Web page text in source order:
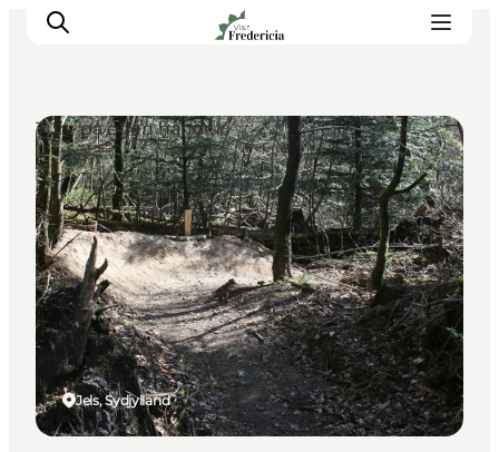
Det sker
Oplevelser
Spisesteder
Overnatning
Planlæg din tur
Book guidet tur
Jels, Sydjylland
Ture på egen hånd